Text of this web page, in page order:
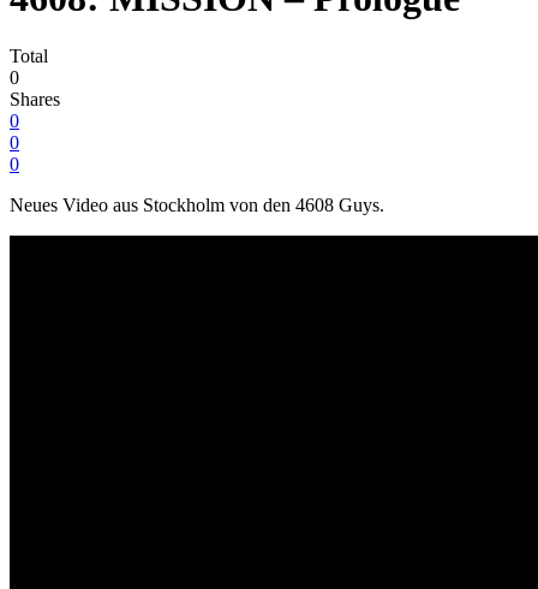
Total
0
Shares
0
0
0
Neues Video aus Stockholm von den 4608 Guys.